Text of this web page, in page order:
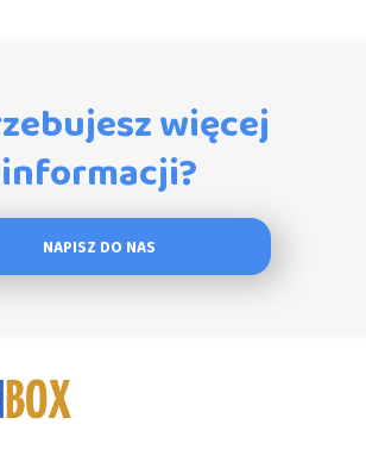
więcej
informacji?
NAPISZ DO NAS